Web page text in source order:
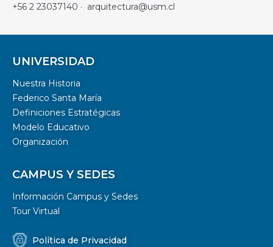
+56 2 23037140 · arquitectura@usm.cl
UNIVERSIDAD
Nuestra Historia
Federico Santa María
Definiciones Estratégicas
Modelo Educativo
Organización
CAMPUS Y SEDES
Información Campus y Sedes
Tour Virtual
Política de Privacidad